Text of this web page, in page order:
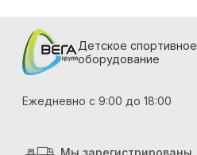
Детское спортивное
оборудование
Ежедневно с 9:00 до 18:00
Мы зарегистрированы